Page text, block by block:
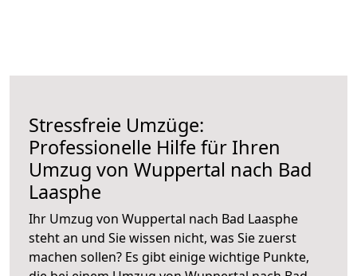
Stressfreie Umzüge:
Professionelle Hilfe für Ihren
Umzug von Wuppertal nach Bad
Laasphe
Ihr Umzug von Wuppertal nach Bad Laasphe
steht an und Sie wissen nicht, was Sie zuerst
machen sollen? Es gibt einige wichtige Punkte,